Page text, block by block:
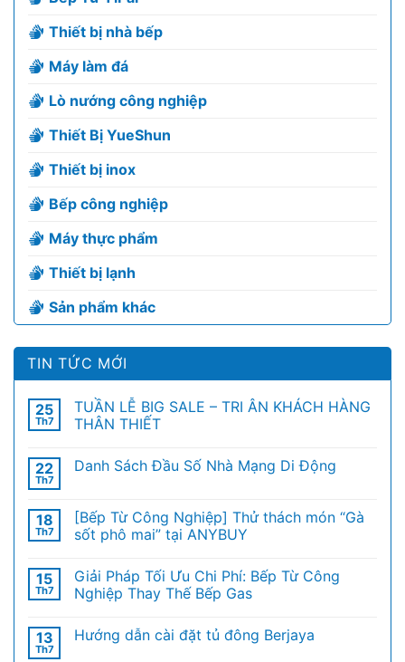
Thiết bị nhà bếp
Máy làm đá
Lò nướng công nghiệp
Thiết Bị YueShun
Thiết bị inox
Bếp công nghiệp
Máy thực phẩm
Thiết bị lạnh
Sản phẩm khác
TIN TỨC MỚI
25
Th7
TUẦN LỄ BIG SALE – TRI ÂN KHÁCH HÀNG
THÂN THIẾT
22
Th7
Danh Sách Đầu Số Nhà Mạng Di Động
18
Th7
[Bếp Từ Công Nghiệp] Thử thách món “Gà
sốt phô mai” tại ANYBUY
15
Th7
Giải Pháp Tối Ưu Chi Phí: Bếp Từ Công
Nghiệp Thay Thế Bếp Gas
13
Th7
Hướng dẫn cài đặt tủ đông Berjaya